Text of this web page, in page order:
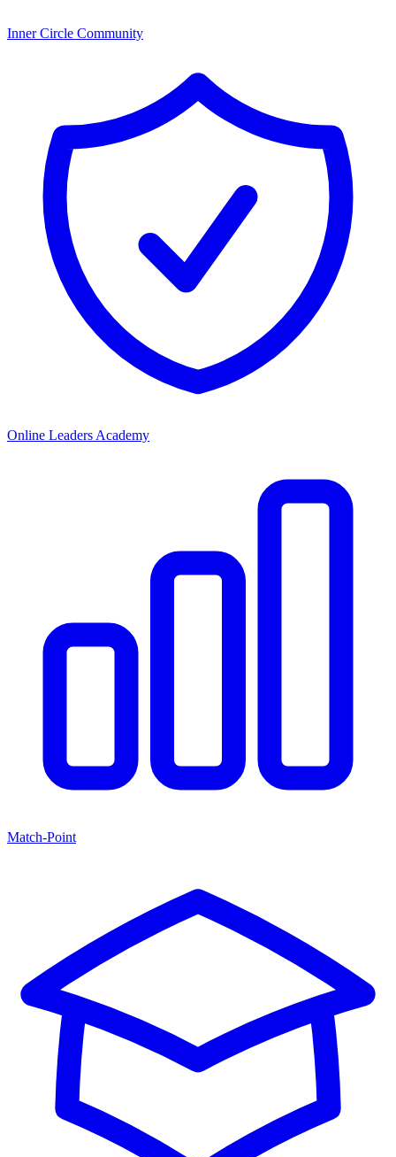
Inner Circle Community
Online Leaders Academy
Match-Point